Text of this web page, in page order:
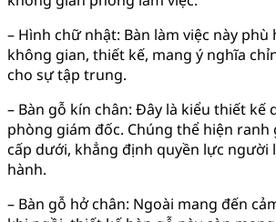
– Hình chữ nhật: Bàn làm việc này phù
không gian, thiết kế, mang ý nghĩa
cho sự tập trung.
– Bàn gỗ kín chân: Đây là kiểu thiết kế
phòng giám đốc. Chúng thể hiện ranh
cấp dưới, khẳng định quyền lực người
hành.
– Bàn gỗ hở chân: Ngoài mang đến